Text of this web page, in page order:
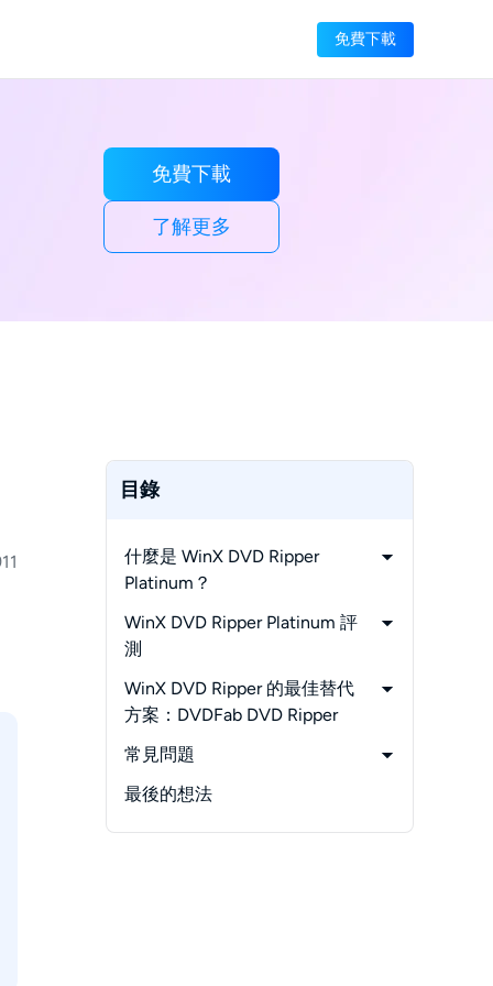
免費下載
免費下載
了解更多
目錄
什麼是 WinX DVD Ripper
Platinum？
- WinX DVD Ripper 與 Platinum
WinX DVD Ripper Platinum 評
測
- 下載是否安全？
- 如何使用 WinX DVD Ripper
- WinX DVD Ripper Platinum 的優
缺點
- WinX DVD Ripper 的用戶反饋
WinX DVD Ripper 的最佳替代
方案：DVDFab DVD Ripper
-
如何使用 WinX DVD Ripper 替代
- Winx DVD Ripper Platinum 與
DVDFab DVD Ripper 比較
常見問題
- WinX DVD Ripper 使用起來安全
最後的想法